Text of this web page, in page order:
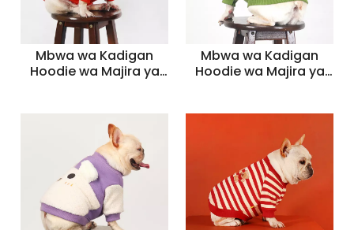
Mbwa wa Kadigan
Hoodie wa Majira ya
Sweatshirt ya Mbwa
wa Sikukuu ya Krismasi
(Nyekundu, Bluu,
Kijani)
Mbwa wa Kadigan
Hoodie wa Majira ya
Sweatshirt ya Mbwa
wa Sikukuu ya Krismasi
(Nyekundu, Bluu,
Kijani)